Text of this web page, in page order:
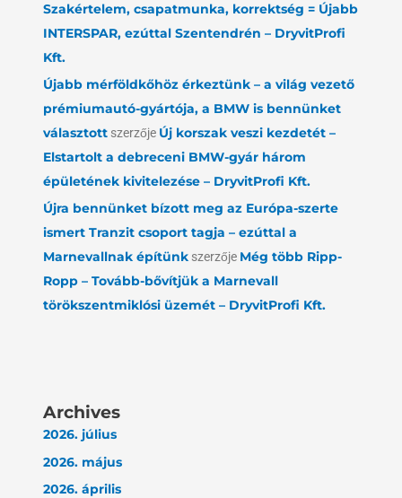
Szakértelem, csapatmunka, korrektség = Újabb
INTERSPAR, ezúttal Szentendrén – DryvitProfi
Kft.
Újabb mérföldkőhöz érkeztünk – a világ vezető
prémiumautó-gyártója, a BMW is bennünket
választott szerzője Új korszak veszi kezdetét –
Elstartolt a debreceni BMW-gyár három
épületének kivitelezése – DryvitProfi Kft.
Újra bennünket bízott meg az Európa-szerte
ismert Tranzit csoport tagja – ezúttal a
Marnevallnak építünk szerzője Még több Ripp-
Ropp – Tovább-bővítjük a Marnevall
törökszentmiklósi üzemét – DryvitProfi Kft.
Archives
2026. július
2026. május
2026. április